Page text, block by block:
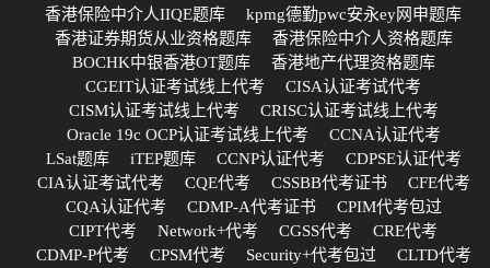
香港保险中介人IIQE题库
kpmg德勤pwc安永ey网申题库
香港证券期货从业资格题库
香港保险中介人资格题库
BOCHK中银香港OT题库
香港地产代理资格题库
CGEIT认证考试线上代考
CISA认证考试代考
CISM认证考试线上代考
CRISC认证考试线上代考
Oracle 19c OCP认证考试线上代考
CCNA认证代考
LSat题库
iTEP题库 CCNP认证代考
CDPSE认证代考
CIA认证考试代考
CQE代考 CSSBB代考证书
CFE代考
CQA认证代考
CDMP-A代考证书
CPIM代考包过
CIPT代考
Network+代考 CGSS代考
CRE代考
CDMP-P代考
CPSM代考 Security+代考包过
CLTD代考